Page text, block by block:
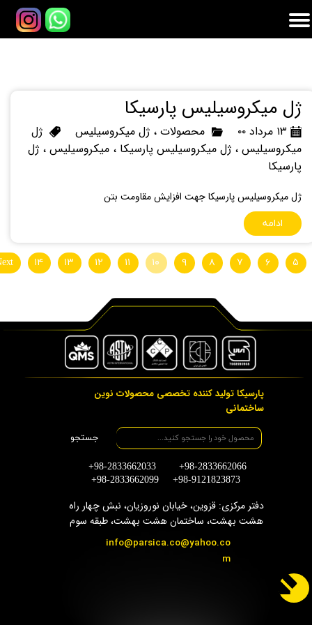
ژل میکروسیلیس پارسیکا
۱۳ مرداد ۰۰ محصولات ، ژل میکروسیلیس
ژل
میکروسیلیس ، ژل میکروسیلیس پارسیکا ، میکروسیلیس ، ژل
پارسیکا
ژل میکروسیلیس پارسیکا جهت افزایش مقاومت بتن
ادامه
۵ ۶ ۷ ۸ ۹ ۱۰ ۱۱ ۱۲ ۱۳ ۱۴
پارسیکا تولید کننده تخصصی محصولات نوین
ساختمانی
دفتر مرکزی: قزوین، خیابان نوروزیان، نبش چهار راه
هشت بهشت، ساختمان هشت بهشت، طبقه سوم
+98-2833662033 +98-2833662066
+98-2833662099 +98-9121823873
info@parsica.co@yahoo.co
m
جستجو